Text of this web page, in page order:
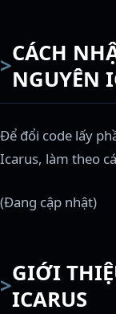
CÁCH
NGUYÊN
Để đổi code lấy
Icarus, làm theo
(Đang cập nhật)
GIỚI
ICARUS